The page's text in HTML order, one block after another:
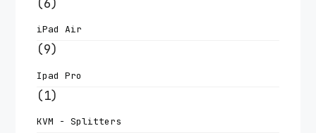
(6)
iPad Air
(9)
Ipad Pro
(1)
KVM - Splitters